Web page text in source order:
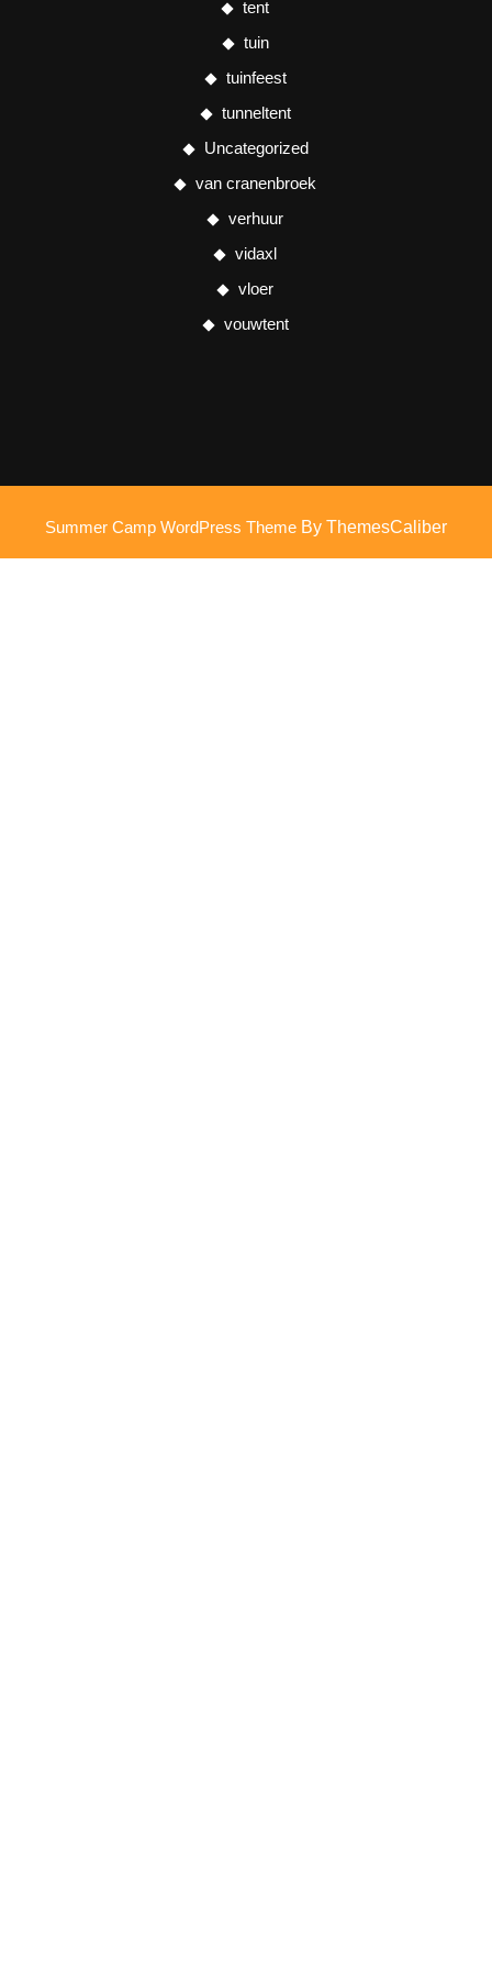
tent
tuin
tuinfeest
tunneltent
Uncategorized
van cranenbroek
verhuur
vidaxl
vloer
vouwtent
Summer Camp WordPress Theme By ThemesCaliber